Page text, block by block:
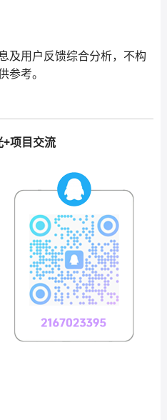
及用户反馈综合分析，不构
参考。
+项目交流